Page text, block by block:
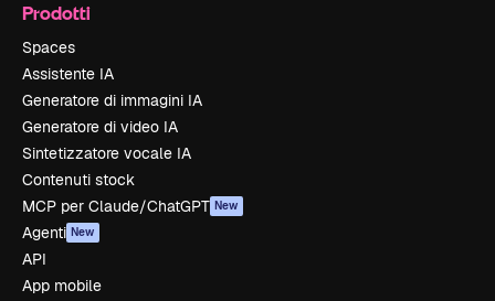
Prodotti
Spaces
Assistente IA
Generatore di immagini IA
Generatore di video IA
Sintetizzatore vocale IA
Contenuti stock
MCP per Claude/ChatGPT New
Agenti New
API
App mobile